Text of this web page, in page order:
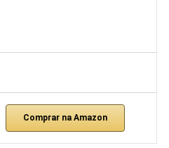
Comprar na Amazon